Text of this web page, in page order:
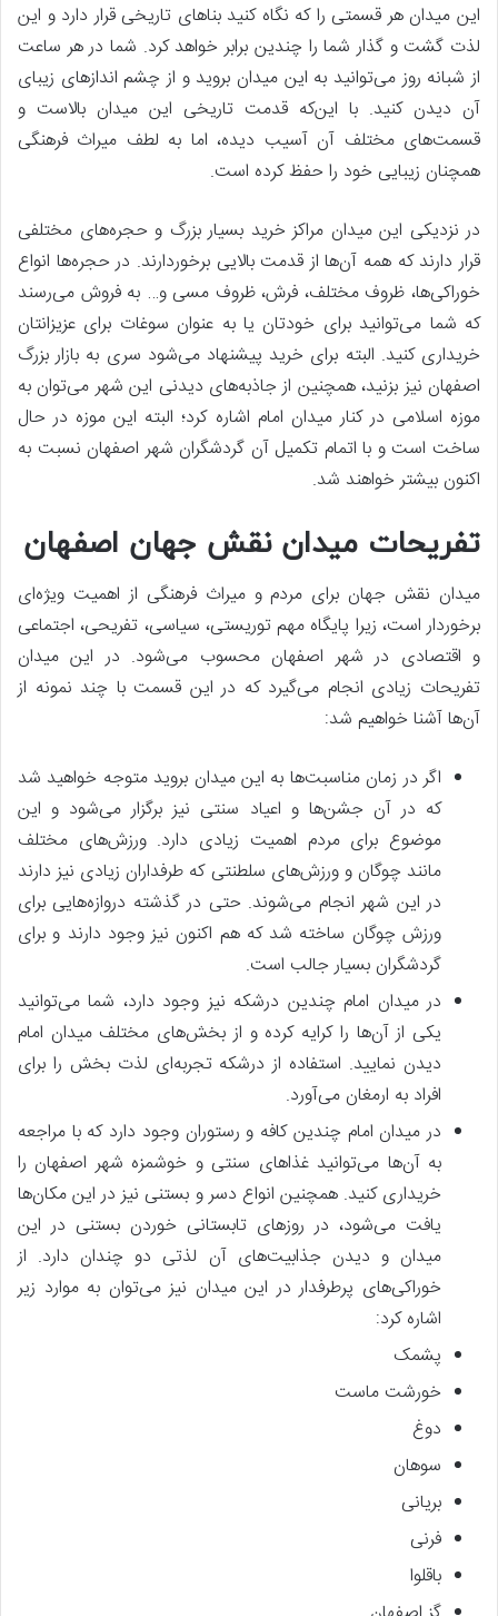
این میدان هر قسمتی را که نگاه کنید بناهای تاریخی قرار دارد و این
لذت گشت و گذار شما را چندین برابر خواهد کرد. شما در هر ساعت
از شبانه روز می‌توانید به این میدان بروید و از چشم اندازهای زیبای
آن دیدن کنید. با این‌که قدمت تاریخی این میدان بالاست و
قسمت‌های مختلف آن آسیب دیده، اما به لطف میراث فرهنگی
همچنان زیبایی خود را حفظ کرده است.
در نزدیکی این میدان مراکز خرید بسیار بزرگ و حجره‌های مختلفی
قرار دارند که همه آن‌ها از قدمت بالایی برخوردارند. در حجره‌ها انواع
خوراکی‌ها، ظروف مختلف، فرش، ظروف مسی و… به فروش می‌رسند
که شما می‌توانید برای خودتان یا به عنوان سوغات برای عزیزانتان
خریداری کنید. البته برای خرید پیشنهاد می‌شود سری به بازار بزرگ
اصفهان نیز بزنید، همچنین از جاذبه‌های دیدنی این شهر می‌توان به
موزه اسلامی در کنار میدان امام اشاره کرد؛ البته این موزه در حال
ساخت است و با اتمام تکمیل آن گردشگران شهر اصفهان نسبت به
اکنون بیشتر خواهند شد.
تفریحات میدان نقش جهان اصفهان
میدان نقش جهان برای مردم و میراث فرهنگی از اهمیت ویژه‌ای
برخوردار است، زیرا پایگاه مهم توریستی، سیاسی، تفریحی، اجتماعی
و اقتصادی در شهر اصفهان محسوب می‌شود. در این میدان
تفریحات زیادی انجام می‌گیرد که در این قسمت با چند نمونه از
آن‌ها آشنا خواهیم شد:
اگر در زمان مناسبت‌ها به این میدان بروید متوجه خواهید شد
که در آن جشن‌ها و اعیاد سنتی نیز برگزار می‌شود و این
موضوع برای مردم اهمیت زیادی دارد. ورزش‌های مختلف
مانند چوگان و ورزش‌های سلطنتی که طرفداران زیادی نیز دارند
در این شهر انجام می‌شوند. حتی در گذشته دروازه‌هایی برای
ورزش چوگان ساخته شد که هم اکنون نیز وجود دارند و برای
گردشگران بسیار جالب است.
در میدان امام چندین درشکه نیز وجود دارد، شما می‌توانید
یکی از آن‌ها را کرایه کرده و از بخش‌های مختلف میدان امام
دیدن نمایید. استفاده از درشکه تجربه‌ای لذت بخش را برای
افراد به ارمغان می‌آورد.
در میدان امام چندین کافه و رستوران وجود دارد که با مراجعه
به آن‌ها می‌توانید غذاهای سنتی و خوشمزه شهر اصفهان را
خریداری کنید. همچنین انواع دسر و بستنی نیز در این مکان‌ها
یافت می‌شود، در روزهای تابستانی خوردن بستنی در این
میدان و دیدن جذابیت‌های آن لذتی دو چندان دارد. از
خوراکی‌های پرطرفدار در این میدان نیز می‌توان به موارد زیر
اشاره کرد:
پشمک
خورشت ماست
دوغ
سوهان
بریانی
فرنی
باقلوا